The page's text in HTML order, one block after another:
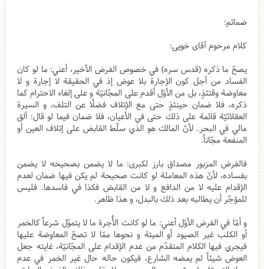
ضمائم:
کلام مرحوم آقای خویی:
يصحّ ما ذكره (قدس سره) في خصوص الفرض الأخير، أعني: ما لو‌ كان
الفساد من أجل كون الإجارة بلا عوض إذ في الحقيقة لا إجارة و لا
معاوضة وقتئذٍ، بل من الأوّل أقدم على المجّانيّة و على إلغاء الاحترام كما
ذكره، فلا ضمان حينئذٍ حتى مع الإتلاف فضلًا عن التلف، و السيرة
العقلائيّة قائمة على ذلك حتى في الأعيان، فلا ضمان فيما لو قال: ألق
مالي في البحر. لأنّ المالك هو الذي سلّط القابض على إتلاف العين أو
المنفعة مجّاناً.
فالفرض المزبور مصداق بارز لكبرى: ما لا يضمن بصحيحه لا يضمن
بفساده، لأنّ هذه المعاملة لو كانت صحيحة لم يكن فيها ضمان لعدم
الإقدام عليه لا من الدافع و لا من القابض فكذا في فاسدها. فليس
للمؤجّر أن يطالبه بعد ذلك بالبدل، و هذا ظاهر.
و أمّا في الفرض الأوّل أعني: ما لو كانت الأُجرة ما لا يتموّل شرعاً كالخمر
أو الكلب غير الصيود أو الميتة و نحوها ممّا لا تصحّ المعاوضة عليها
فيجري فيها الكلام المتقدّم من عدم الإقدام على المجّانيّة، غايته جعل
العوض شيئاً لم يمضه الشارع، فيكون حاله حال غير الخمر في عدم